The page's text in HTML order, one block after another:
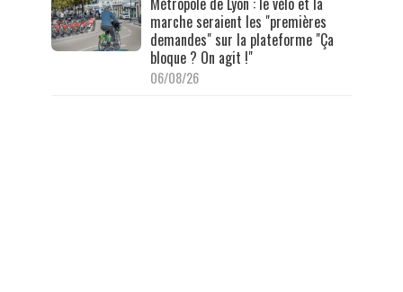
marche seraient les "premières
demandes" sur la plateforme "Ça
bloque ? On agit !"
06/08/26